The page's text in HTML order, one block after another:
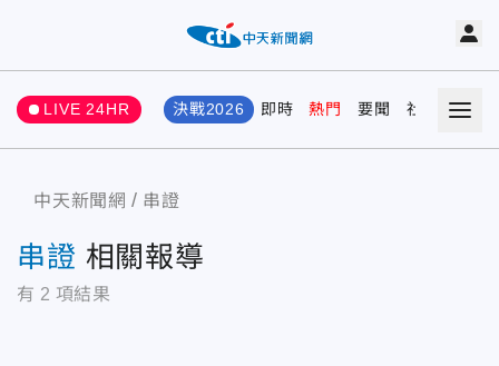
LIVE 24HR 決戰2026 即時 熱門 要聞 社會 娛樂
中天新聞網 串證
串證 相關報導
有 2 項結果